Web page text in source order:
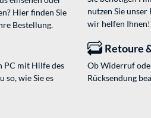
Hier finden Sie
Bestellung.
nutzen Sie unser
wir helfen Ihnen!
PC mit Hilfe des
so, wie Sie es
Retoure
Ob Widerruf
Rücksendung